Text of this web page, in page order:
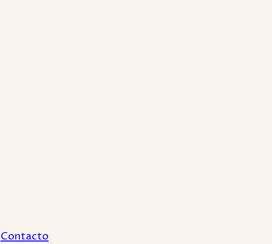
Contacto